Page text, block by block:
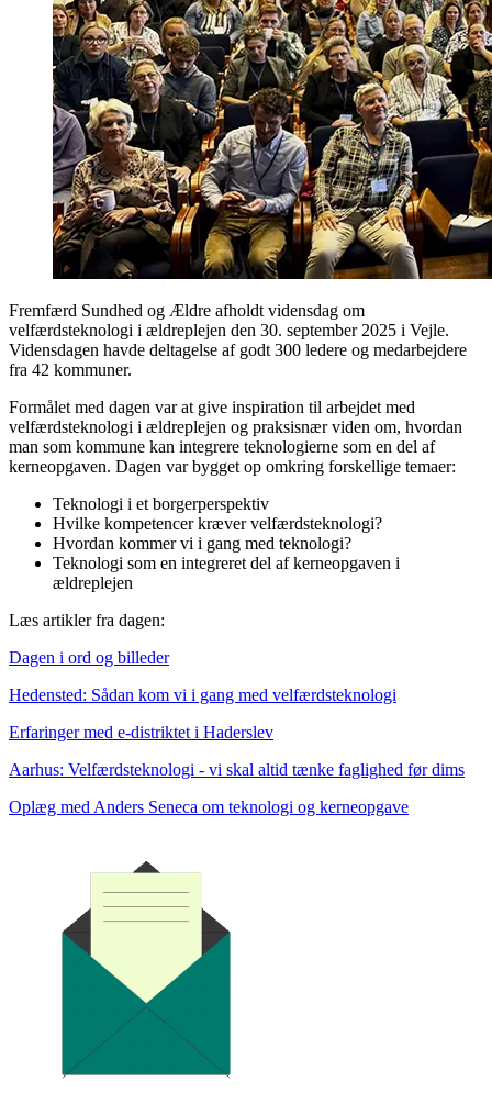
Fremfærd Sundhed og Ældre afholdt vidensdag om
velfærdsteknologi i ældreplejen den 30. september 2025 i Vejle.
Vidensdagen havde deltagelse af godt 300 ledere og medarbejdere
fra 42 kommuner.
Formålet med dagen var at give inspiration til arbejdet med
velfærdsteknologi i ældreplejen og praksisnær viden om, hvordan
man som kommune kan integrere teknologierne som en del af
kerneopgaven. Dagen var bygget op omkring forskellige temaer:
Teknologi i et borgerperspektiv
Hvilke kompetencer kræver velfærdsteknologi?
Hvordan kommer vi i gang med teknologi?
Teknologi som en integreret del af kerneopgaven i
ældreplejen
Læs artikler fra dagen:
Dagen i ord og billeder
Hedensted: Sådan kom vi i gang med velfærdsteknologi
Erfaringer med e-distriktet i Haderslev
Aarhus: Velfærdsteknologi - vi skal altid tænke faglighed før dims
Oplæg med Anders Seneca om teknologi og kerneopgave